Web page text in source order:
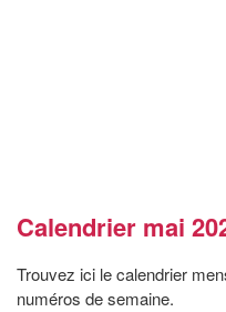
Calendrier mai
Trouvez ici le calendrier
numéros de semaine.